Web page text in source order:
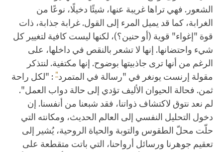
الشعور. فهي تراها غريبة عنها، شيئًا دخيلًا، نوعًا من
الغرابة، كما قد يميل المرء إلى القول. غرابة جذابة، ذات
قوة "إغواء" قوية (أو حنين؟)، لكنها ليست كافية لتغيير كل
شيء واحتضانها. إنها لا تشعر بالنقص في داخلها، على
الرغم من أنها ترى جاذبيتها بوضوح. إنها مكتفية. لنتذكر
مقولة إرنست يونغر في "رسالة في المتمرد" : "لكل راحة
ثمن. فحالة الحيوان الأليف تؤدي إلى حالة دواب العمل".
لم نعد نتوق لاكتشاف ذواتنا، فقد شبعنا من أنفسنا. إن
دخول التحليل النفسي إلى العالم الحديث، ومكانته التي
حلّت محلّ الطقوس والتوبة والحياة الروحية، يُشير إلى
تعقيم جوهرنا ورسائل أرواحنا، التي باتت متقطعة على